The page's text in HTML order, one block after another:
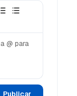
Publicar